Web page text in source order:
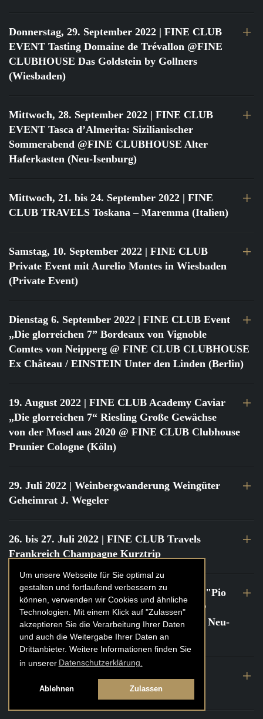
Um unsere Webseite für Sie optimal zu
gestalten und fortlaufend verbessern zu
können, verwenden wir Cookies und ähnliche
Technologien. Mit einem Klick auf "Zulassen"
akzeptieren Sie die Verarbeitung Ihrer Daten
und auch die Weitergabe Ihrer Daten an
Drittanbieter. Weitere Informationen finden Sie
in unserer Datenschutzerklärung.
Ablehnen Zulassen
Donnerstag, 29. September 2022 | FINE CLUB
EVENT Tasting Domaine de Trévallon @FINE
CLUBHOUSE Das Goldstein by Gollners
(Wiesbaden)
Mittwoch, 28. September 2022 | FINE CLUB
EVENT Tasca d’Almerita: Sizilianischer
Sommerabend @FINE CLUBHOUSE Alter
Haferkasten (Neu-Isenburg)
Mittwoch, 21. bis 24. September 2022 | FINE
CLUB TRAVELS Toskana – Maremma (Italien)
Samstag, 10. September 2022 | FINE CLUB
Private Event mit Aurelio Montes in Wiesbaden
(Private Event)
Dienstag 6. September 2022 | FINE CLUB Event
„Die glorreichen 7” Bordeaux von Vignoble
Comtes von Neipperg @ FINE CLUB CLUBHOUSE
Ex Château / EINSTEIN Unter den Linden (Berlin)
19. August 2022 | FINE CLUB Academy Caviar
„Die glorreichen 7“ Riesling Große Gewächse
von der Mosel aus 2020 @ FINE CLUB Clubhouse
Prunier Cologne (Köln)
29. Juli 2022 | Weinbergwanderung Weingüter
Geheimrat J. Wegeler
26. bis 27. Juli 2022 | FINE CLUB Travels
Frankreich Champagne Kurztrip
22. Juli 2022 | FINE CLUB Private Dinner "Pio
Cesare" mit Tochter Frederica Pio Boffa @
FINE CLUB Clubhouse Alter Haferkasten, Neu-
Isenburg
Frankreich Burgund Kurztrip